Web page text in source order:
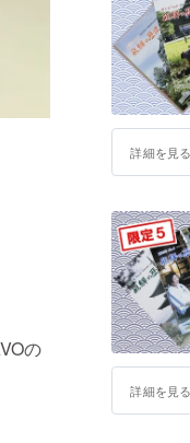
の
詳細を見
詳細を見